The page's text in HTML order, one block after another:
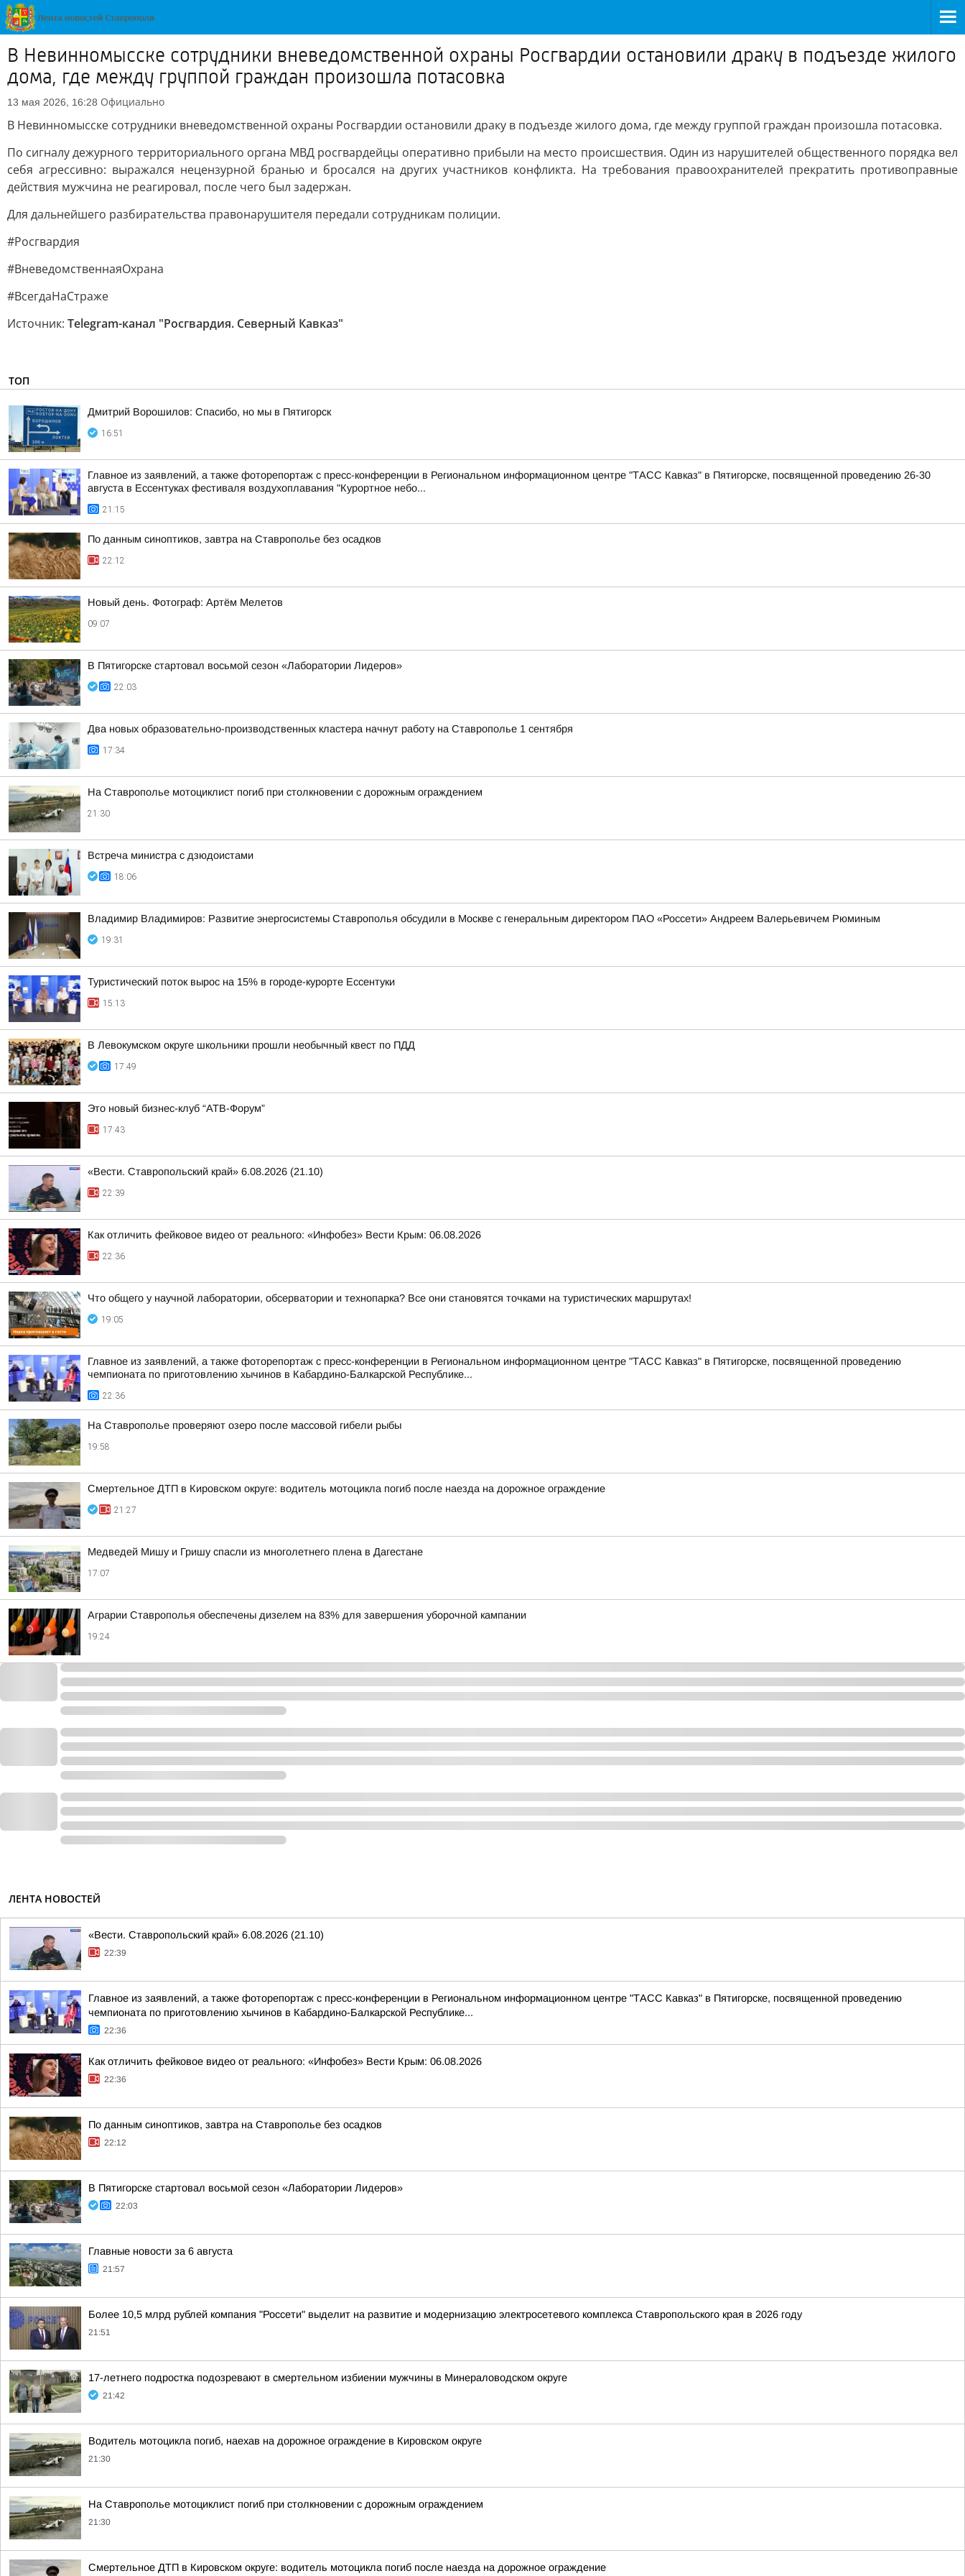
В Невинномысске сотрудники вневедомственной охраны Росгвардии остановили драку в подъезде жилого
дома, где между группой граждан произошла потасовка
13 мая 2026, 16:28 Официально
В Невинномысске сотрудники вневедомственной охраны Росгвардии остановили драку в подъезде жилого дома, где между группой граждан произошла потасовка.
По сигналу дежурного территориального органа МВД росгвардейцы оперативно прибыли на место происшествия. Один из нарушителей общественного порядка вел
себя агрессивно: выражался нецензурной бранью и бросался на других участников конфликта. На требования правоохранителей прекратить противоправные
действия мужчина не реагировал, после чего был задержан.
Для дальнейшего разбирательства правонарушителя передали сотрудникам полиции.
#Росгвардия
#ВневедомственнаяОхрана
#ВсегдаНаСтраже
Источник: Telegram-канал "Росгвардия. Северный Кавказ"
ТОП
Дмитрий Ворошилов: Спасибо, но мы в Пятигорск
16:51
Главное из заявлений, а также фоторепортаж с пресс-конференции в Региональном информационном центре "ТАСС Кавказ" в Пятигорске, посвященной проведению 26-30
августа в Ессентуках фестиваля воздухоплавания "Курортное небо...
21:15
По данным синоптиков, завтра на Ставрополье без осадков
22:12
Новый день. Фотограф: Артём Мелетов
09:07
В Пятигорске стартовал восьмой сезон «Лаборатории Лидеров»
22:03
Два новых образовательно-производственных кластера начнут работу на Ставрополье 1 сентября
17:34
На Ставрополье мотоциклист погиб при столкновении с дорожным ограждением
21:30
Встреча министра с дзюдоистами
18:06
Владимир Владимиров: Развитие энергосистемы Ставрополья обсудили в Москве с генеральным директором ПАО «Россети» Андреем Валерьевичем Рюминым
19:31
Туристический поток вырос на 15% в городе-курорте Ессентуки
15:13
В Левокумском округе школьники прошли необычный квест по ПДД
17:49
Это новый бизнес-клуб “АТВ-Форум”
17:43
«Вести. Ставропольский край» 6.08.2026 (21.10)
22:39
Как отличить фейковое видео от реального: «Инфобез» Вести Крым: 06.08.2026
22:36
Что общего у научной лаборатории, обсерватории и технопарка? Все они становятся точками на туристических маршрутах!
19:05
Главное из заявлений, а также фоторепортаж с пресс-конференции в Региональном информационном центре "ТАСС Кавказ" в Пятигорске, посвященной проведению
чемпионата по приготовлению хычинов в Кабардино-Балкарской Республике...
22:36
На Ставрополье проверяют озеро после массовой гибели рыбы
19:58
Смертельное ДТП в Кировском округе: водитель мотоцикла погиб после наезда на дорожное ограждение
21:27
Медведей Мишу и Гришу спасли из многолетнего плена в Дагестане
17:07
Аграрии Ставрополья обеспечены дизелем на 83% для завершения уборочной кампании
19:24
ЛЕНТА НОВОСТЕЙ
«Вести. Ставропольский край» 6.08.2026 (21.10)
22:39
Главное из заявлений, а также фоторепортаж с пресс-конференции в Региональном информационном центре "ТАСС Кавказ" в Пятигорске, посвященной проведению
чемпионата по приготовлению хычинов в Кабардино-Балкарской Республике...
22:36
Как отличить фейковое видео от реального: «Инфобез» Вести Крым: 06.08.2026
22:36
По данным синоптиков, завтра на Ставрополье без осадков
22:12
В Пятигорске стартовал восьмой сезон «Лаборатории Лидеров»
22:03
Главные новости за 6 августа
21:57
Более 10,5 млрд рублей компания "Россети" выделит на развитие и модернизацию электросетевого комплекса Ставропольского края в 2026 году
21:51
17-летнего подростка подозревают в смертельном избиении мужчины в Минераловодском округе
21:42
Водитель мотоцикла погиб, наехав на дорожное ограждение в Кировском округе
21:30
На Ставрополье мотоциклист погиб при столкновении с дорожным ограждением
21:30
Смертельное ДТП в Кировском округе: водитель мотоцикла погиб после наезда на дорожное ограждение